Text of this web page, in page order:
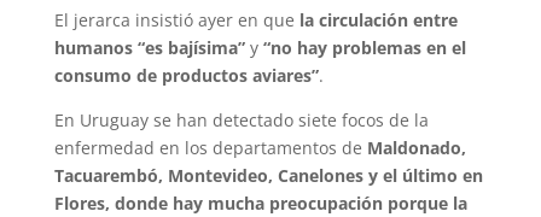
El jerarca insistió ayer en que la circulación entre
humanos “es bajísima”y “no hay problemas en el
consumo de productos aviares”.
En Uruguay se han detectado siete focos de la
enfermedad en los departamentos de Maldonado,
Tacuarembó, Montevideo, Canelones y el último en
Flores, donde hay mucha preocupación porque la